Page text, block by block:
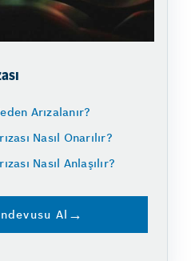
Arızalanır?
Nasıl Onarılır?
Nasıl Anlaşılır?
Al